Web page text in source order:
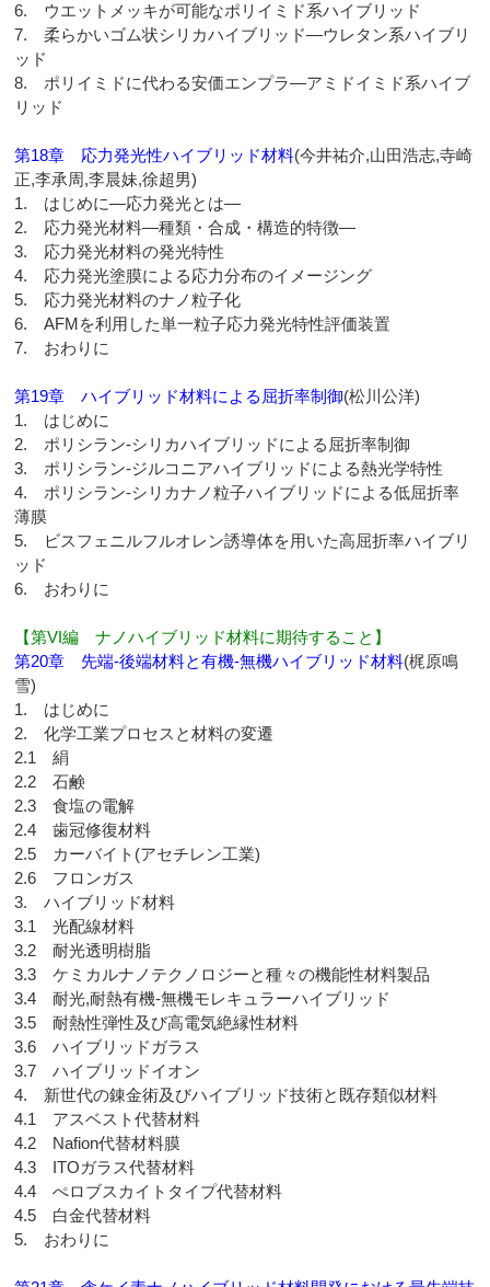
6. ウエットメッキが可能なポリイミド系ハイブリッド
7. 柔らかいゴム状シリカハイブリッド―ウレタン系ハイブリ
ッド
8. ポリイミドに代わる安価エンプラ―アミドイミド系ハイブ
リッド
第18章 応力発光性ハイブリッド材料(今井祐介,山田浩志,寺崎
正,李承周,李晨妹,徐超男)
1. はじめに―応力発光とは―
2. 応力発光材料―種類・合成・構造的特徴―
3. 応力発光材料の発光特性
4. 応力発光塗膜による応力分布のイメージング
5. 応力発光材料のナノ粒子化
6. AFMを利用した単一粒子応力発光特性評価装置
7. おわりに
第19章 ハイブリッド材料による屈折率制御(松川公洋)
1. はじめに
2. ポリシラン-シリカハイブリッドによる屈折率制御
3. ポリシラン-ジルコニアハイブリッドによる熱光学特性
4. ポリシラン-シリカナノ粒子ハイブリッドによる低屈折率
薄膜
5. ビスフェニルフルオレン誘導体を用いた高屈折率ハイブリ
ッド
6. おわりに
【第VI編 ナノハイブリッド材料に期待すること】
第20章 先端-後端材料と有機-無機ハイブリッド材料(梶原鳴
雪)
1. はじめに
2. 化学工業プロセスと材料の変遷
2.1 絹
2.2 石鹸
2.3 食塩の電解
2.4 歯冠修復材料
2.5 カーバイト(アセチレン工業)
2.6 フロンガス
3. ハイブリッド材料
3.1 光配線材料
3.2 耐光透明樹脂
3.3 ケミカルナノテクノロジーと種々の機能性材料製品
3.4 耐光,耐熱有機-無機モレキュラーハイブリッド
3.5 耐熱性弾性及び高電気絶縁性材料
3.6 ハイブリッドガラス
3.7 ハイブリッドイオン
4. 新世代の錬金術及びハイブリッド技術と既存類似材料
4.1 アスベスト代替材料
4.2 Nafion代替材料膜
4.3 ITOガラス代替材料
4.4 ぺロブスカイトタイプ代替材料
4.5 白金代替材料
5. おわりに